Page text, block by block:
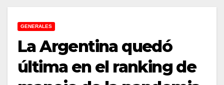
GENERALES
La Argentina quedó
última en el ranking de